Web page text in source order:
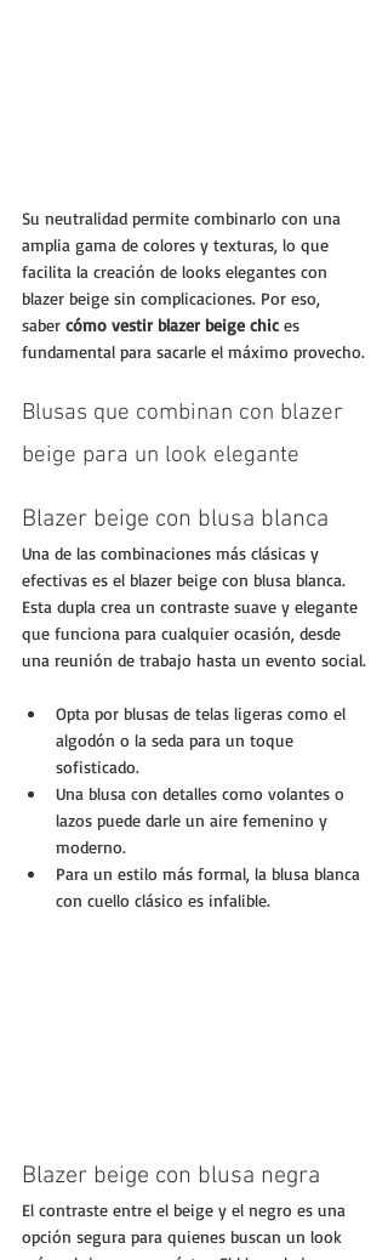
Su neutralidad permite combinarlo con una
amplia gama de colores y texturas, lo que
facilita la creación de looks elegantes con
blazer beige sin complicaciones. Por eso,
saber cómo vestir blazer beige chic es
fundamental para sacarle el máximo provecho.
Blusas que combinan con blazer
beige para un look elegante
Blazer beige con blusa blanca
Una de las combinaciones más clásicas y
efectivas es el blazer beige con blusa blanca.
Esta dupla crea un contraste suave y elegante
que funciona para cualquier ocasión, desde
una reunión de trabajo hasta un evento social.
Opta por blusas de telas ligeras como el
algodón o la seda para un toque
sofisticado.
Una blusa con detalles como volantes o
lazos puede darle un aire femenino y
moderno.
Para un estilo más formal, la blusa blanca
con cuello clásico es infalible.
Blazer beige con blusa negra
El contraste entre el beige y el negro es una
opción segura para quienes buscan un look